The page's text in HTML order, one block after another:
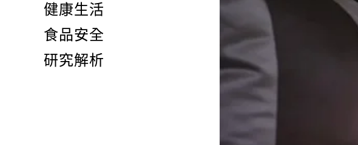
健康生活
食品安全
研究解析